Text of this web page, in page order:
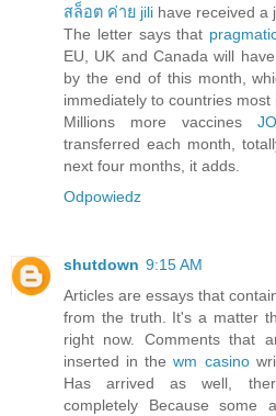
สล็อต ค่าย jili have received a
The letter says that
EU, UK and Canada will
by the end of this month,
immediately to countries most
Millions more vaccines
transferred each month,
next four months, it adds.
Odpowiedz
shutdown 9:15 AM
Articles are essays that
from the truth. It's a matter
right now. Comments that
inserted in thewm casino
Has arrived as well,
completely Because some